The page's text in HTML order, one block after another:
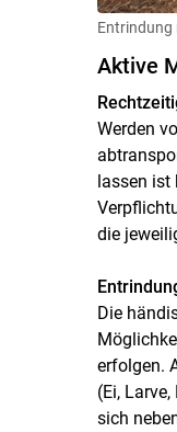
Entrindung
Aktive
Werden
lassen ist
die
Die
erfolgen.
(Ei,
sich